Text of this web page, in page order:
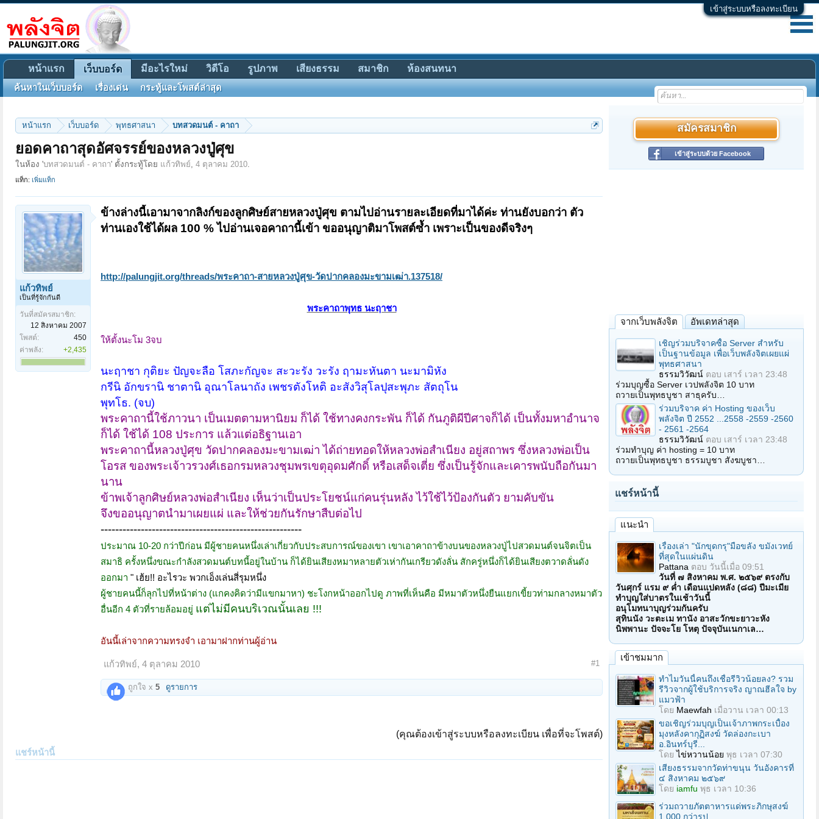
เข้าสู่ระบบหรือลงทะเบียน
หน้าแรก เว็บบอร์ด พุทธศาสนา บทสวดมนต์ - คาถา
ยอดคาถาสุดอัศจรรย์ของหลวงปู่ศุข
ในห้อง 'บทสวดมนต์ - คาถา' ตั้งกระทู้โดย แก้วทิพย์, 4 ตุลาคม 2010.
แท็ก: เพิ่มแท็ก
แก้วทิพย์
เป็นที่รู้จักกันดี
วันที่สมัครสมาชิก:
12 สิงหาคม 2007
โพสต์:
450
ค่าพลัง:
+2,435
ข้างล่างนี้เอามาจากลิงก์ของลูกศิษย์สายหลวงปู่ศุข ตามไปอ่านรายละเอียดที่มาได้ค่ะ ท่านยังบอกว่า ตัว
ท่านเองใช้ได้ผล 100 % ไปอ่านเจอคาถานี้เข้า ขออนุญาติมาโพสต์ซ้ำ เพราะเป็นของดีจริงๆ
http://palungjit.org/threads/พระคาถา-สายหลวงปู่ศุข-วัดปากคลองมะขามเฒ่า.137518/
พระคาถาพุทธ นะฤาชา
ให้ตั้งนะโม 3จบ
นะฤาชา กุติยะ ปัญจะลือ โสภะกัญจะ สะวะรัง วะรัง ฤามะหันตา นะมามิหัง
กรีนิ อักขรานิ ชาตานิ อุณาโลนาถัง เพชรตังโหติ อะสังวิสุโลปุสะพุภะ สัตถุโน
พุทโธ. (จบ)
พระคาถานี้ใช้ภาวนา เป็นเมตตามหานิยม ก็ได้ ใช้ทางคงกระพัน ก็ได้ กันภูติผีปีศาจก็ได้ เป็นทั้งมหาอำนาจ
ก็ได้ ใช้ได้ 108 ประการ แล้วแต่อธิฐานเอา
พระคาถานี้หลวงปู่ศุข วัดปากคลองมะขามเฒ่า ได้ถ่ายทอดให้หลวงพ่อสำเนียง อยู่สถาพร ซึ่งหลวงพ่อเป็น
โอรส ของพระเจ้าวรวงศ์เธอกรมหลวงชุมพรเขตุอุดมศักดิ์ หรือเสด็จเตี่ย ซึ่งเป็นรู้จักและเคารพนับถือกันมา
นาน
ข้าพเจ้าลูกศิษย์หลวงพ่อสำเนียง เห็นว่าเป็นประโยชน์แก่คนรุ่นหลัง ไว้ใช้ไว้ป้องกันตัว ยามคับขัน
จึงขออนุญาตนำมาเผยแผ่ และให้ช่วยกันรักษาสืบต่อไป
-------------------------------------------------------
ประมาณ 10-20 กว่าปีก่อน มีผู้ชายคนหนึ่งเล่าเกี่ยวกับประสบการณ์ของเขา เขาเอาคาถาข้างบนของหลวงปู่ไปสวดมนต์จนจิตเป็น
สมาธิ ครั้งหนึ่งขณะกำลังสวดมนต์บทนี้อยู่ในบ้าน ก็ได้ยินเสียงหมาหลายตัวเห่ากันเกรียวดังลั่น สักครู่หนึ่งก็ได้ยินเสียงตวาดลั่นดัง
ออกมา " เฮ้ย!! อะไรวะ พวกเอ็งเล่นสี่รุมหนึ่ง
ผู้ชายคนนี้ก็ลุกไปที่หน้าต่าง (แกคงคิดว่ามีแขกมาหา) ชะโงกหน้าออกไปดู ภาพที่เห็นคือ มีหมาตัวหนึ่งยืนแยกเขี้ยวท่ามกลางหมาตัว
อื่นอีก 4 ตัวที่รายล้อมอยู่ แต่ไม่มีคนบริเวณนั้นเลย !!!
อันนี้เล่าจากความทรงจำ เอามาฝากท่านผู้อ่าน
แก้วทิพย์, 4 ตุลาคม 2010 #1
ถูกใจ x 5 ดูรายการ
(คุณต้องเข้าสู่ระบบหรือลงทะเบียน เพื่อที่จะโพสต์)
แชร์หน้านี้
สมัครสมาชิก
เข้าสู่ระบบด้วย Facebook
จากเว็บพลังจิต อัพเดทล่าสุด
เชิญร่วมบริจาคซื้อ Server สำหรับ
เป็นฐานข้อมูล เพื่อเว็บพลังจิตเผยแผ่
พุทธศาสนา
ธรรมวิวัฒน์ ตอบ เสาร์ เวลา 23:48
ร่วมบุญซื้อ Server เวปพลังจิต 10 บาท
ถวายเป็นพุทธบูชา สาธุครับ…
ร่วมบริจาค ค่า Hosting ของเว็บ
พลังจิต ปี 2552 ...2558 -2559 -2560
- 2561 -2564
ธรรมวิวัฒน์ ตอบ เสาร์ เวลา 23:48
ร่วมทำบุญ ค่า hosting = 10 บาท
ถวายเป็นพุทธบูชา ธรรมบูชา สังฆบูชา…
แชร์หน้านี้
แนะนำ
เรื่องเล่า "นักขุดกรุ"มือขลัง ขมังเวทย์
ที่สุดในแผ่นดิน
Pattana ตอบ วันนี้เมื่อ 09:51
วันที่ ๗ สิงหาคม พ.ศ. ๒๕๖๙ ตรงกับ
วันศุกร์ แรม ๙ ค่ำ เดือนแปดหลัง (๘๘) ปีมะเมีย
ทำบุญใส่บาตรในเช้าวันนี้
อนุโมทนาบุญร่วมกันครับ
สุทินนัง วะตะเม ทานัง อาสะวักขะยาวะหัง
นิพพานะ ปัจจะโย โหตุ ปัจจุบันเนกาเล…
เข้าชมมาก
ทำไมวันนี้คนถึงเชื่อรีวิวน้อยลง? รวม
รีวิวจากผู้ใช้บริการจริง ญาณฮีลใจ by
แมวฟ้า
โดย Maewfah เมื่อวาน เวลา 00:13
ขอเชิญร่วมบุญเป็นเจ้าภาพกระเบื้อง
มุงหลังคากุฏิสงฆ์ วัดล่องกะเบา
อ.อินทร์บุรี...
โดยไข่หวานน้อย พุธ เวลา 07:30
เสียงธรรมจากวัดท่าขนุน วันอังคารที่
๔ สิงหาคม ๒๕๖๙
โดย iamfu พุธ เวลา 10:36
ร่วมถวายภัตตาหารแด่พระภิกษุสงฆ์
1,000 กว่ารูป...
หน้าแรก เว็บบอร์ด
ค้นหาในเว็บบอร์ด เรื่องเด่น กระทู้และโพสต์ล่าสุด
มีอะไรใหม่ วิดีโอ รูปภาพ เสียงธรรม สมาชิก ห้องสนทนา